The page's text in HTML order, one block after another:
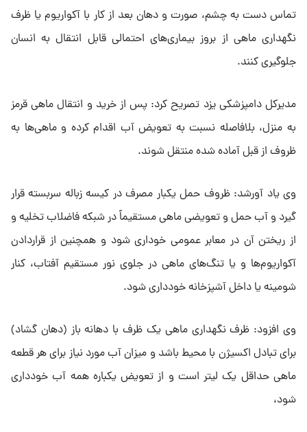
تماس دست به چشم، صورت و دهان بعد از کار با آکواریوم یا ظرف
نگهداری ماهی از بروز بیماری‌های احتمالی قابل انتقال به انسان
جلوگیری کنند.
مدیرکل دامپزشکی یزد تصریح کرد: پس از خرید و انتقال ماهی قرمز
به منزل، بلافاصله نسبت به تعویض آب اقدام کرده و ماهی‌ها به
ظروف از قبل آماده شده منتقل شوند.
وی یاد آورشد: ظروف حمل یکبار مصرف در کیسه زباله سربسته قرار
گیرد و آب حمل و تعویضی ماهی مستقیماً در شبکه فاضلاب تخلیه و
از ریختن آن در معابر عمومی خوداری شود و همچنین از قراردادن
آکواریوم‌ها و یا تنگ‌های ماهی در جلوی نور مستقیم آفتاب، کنار
شومینه یا داخل آشپزخانه خودداری شود.
وی افزود: ظرف نگهداری ماهی یک ظرف با دهانه باز (دهان گشاد)
برای تبادل اکسیژن با محیط باشد و میزان آب مورد نیاز برای هر قطعه
ماهی حداقل یک لیتر است و از تعویض یکباره همه آب خودداری
شود،